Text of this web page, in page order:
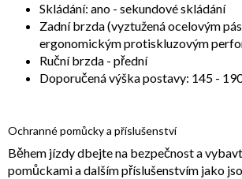
Skládání: ano - sekundové skládání
Zadní brzda (vyztužená ocelovým
ergonomickým protiskluzovým
Ruční brzda - přední
Doporučená výška postavy: 145 -
Ochranné pomůcky a příslušenství
Během jízdy dbejte na bezpečnost a
pomůckami a dalším příslušenstvím jako